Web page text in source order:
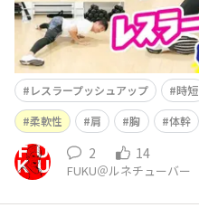
レスラープッシュアップ 時短
柔軟性
肩 胸 体幹
2 14
FUKU＠ルネチューバー